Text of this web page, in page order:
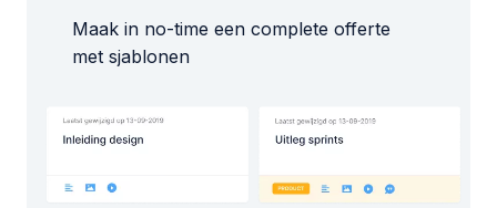
Maak in no-time een complete offerte
met sjablonen